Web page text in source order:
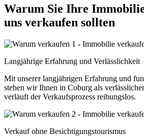
Warum Sie Ihre
uns verkaufen sollten
Langjährige Erfahrung und Verlässlichkeit
Mit unserer langjährigen Erfahrung und
stehen wir Ihnen in Coburg als
verläuft der Verkaufsprozess reibungslos.
Verkauf ohne Besichtigungstourismus